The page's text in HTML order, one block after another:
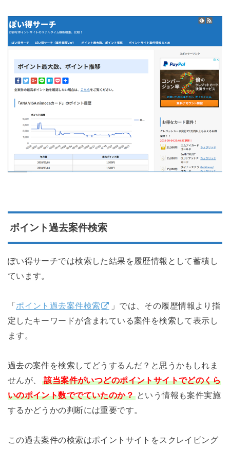
ポイント過去案件検索
ぽい得サーチでは検索した結果を履歴情報として蓄積し
ています。
「ポイント過去案件検索
」では、その履歴情報より指
定したキーワードが含まれている案件を検索して表示し
ます。
過去の案件を検索してどうするんだ？と思うかもしれま
せんが、
該当案件がいつどのポイントサイトでどのくら
いのポイント数ででていたのか？ という情報も案件実施
するかどうかの判断には重要です。
この過去案件の検索はポイントサイトをスクレイピング